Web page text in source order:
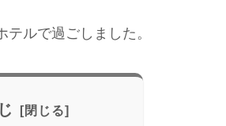
ルで過ごしました。